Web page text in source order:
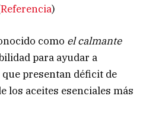
Referencia)
como el calmante
para ayudar a
presentan déficit de
los aceites esenciales más